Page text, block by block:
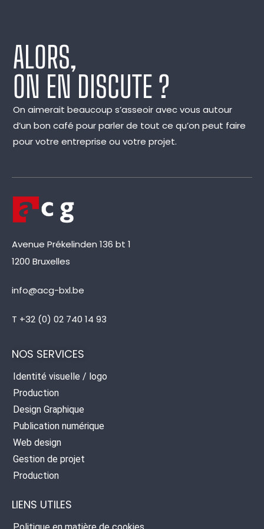
ALORS,
ON EN DISCUTE ?
On aimerait beaucoup s’asseoir avec vous autour
d’un bon café pour parler de tout ce qu’on peut faire
pour votre entreprise ou votre projet.
Avenue Prékelinden 136 bt 1
1200 Bruxelles
info@acg-bxl.be
T +32 (0) 02 740 14 93
NOS SERVICES
Identité visuelle / logo
Production
Design Graphique
Publication numérique
Web design
Gestion de projet
Production
LIENS UTILES